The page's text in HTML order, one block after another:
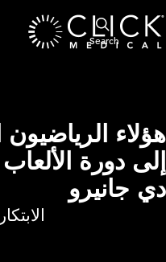
هؤلاء
إلى دورة
دي جانيرو